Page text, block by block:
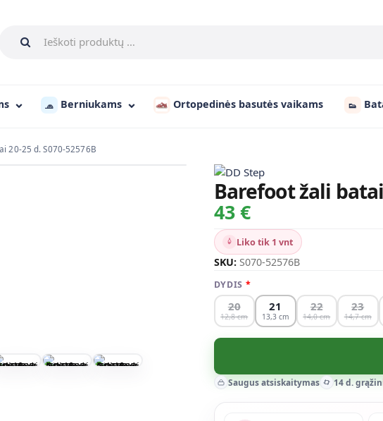
🧢 Berniukams Ortopedinės basutės vaikams 👟
20-25 d. S070-52576B
Barefoot žali batai
43 €
Liko tik 1 vnt
SKU: S070-52576B
DYDIS
20
12,8
21
13,3
22
14,0
23
14,7
Saugus atsiskaitymas 14 d.